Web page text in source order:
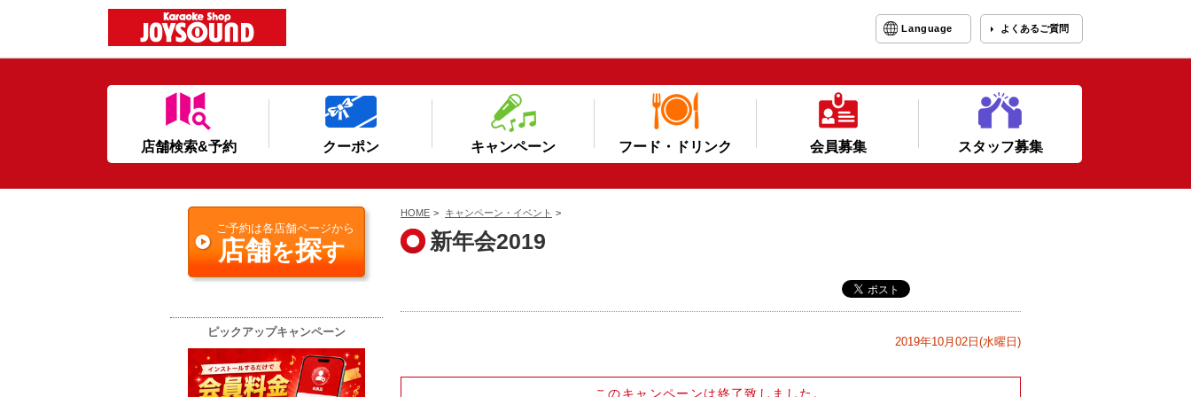
Language よくあるご質問
店舗検索&予約 クーポン キャンペーン フード・ドリンク 会員募集 スタッフ募集
HOME > キャンペーン・イベント >
新年会2019
2019年10月02日(水曜日)
このキャンペーンは終了致しました。
ご予約は各店舗ページから
店舗を探す
ピックアップキャンペーン